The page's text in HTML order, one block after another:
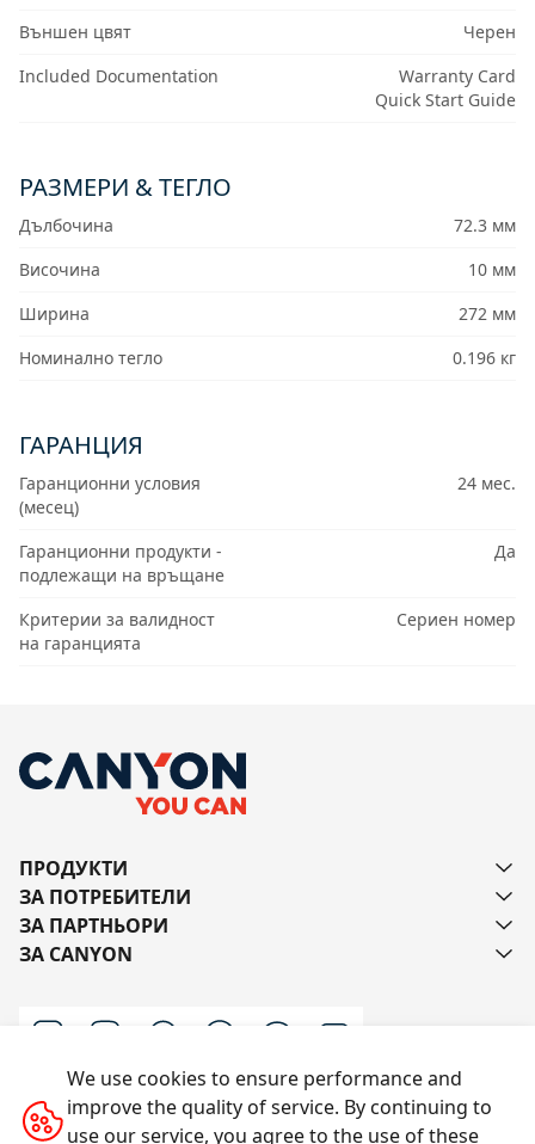
Външен цвят
Черен
Included Documentation
Warranty Card
Quick Start Guide
РАЗМЕРИ & ТЕГЛО
Дълбочина
72.3 мм
Височина
10 мм
Ширина
272 мм
Номинално тегло
0.196 кг
ГАРАНЦИЯ
Гаранционни условия
(месец)
24 мес.
Гаранционни продукти -
подлежащи на връщане
Да
Критерии за валидност
на гаранцията
Сериен номер
ПРОДУКТИ
ЗА ПОТРЕБИТЕЛИ
ЗА ПАРТНЬОРИ
ЗА CANYON
Пишете ни
We use cookies to ensure performance and
improve the quality of service. By continuing to
use our service, you agree to the use of these